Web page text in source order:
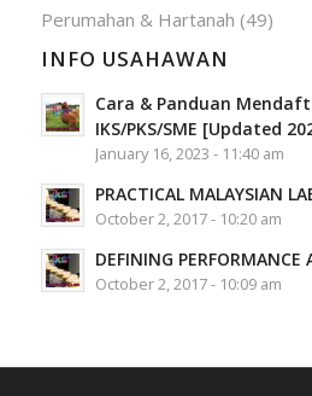
Perumahan & Hartanah (49)
INFO USAHAWAN
Cara & Panduan
IKS/PKS/SME [Updated
January 16, 2023 - 11:40 am
PRACTICAL MALAYSIAN
October 2, 2017 - 10:20 am
DEFINING PERFORMANCE
October 2, 2017 - 10:09 am